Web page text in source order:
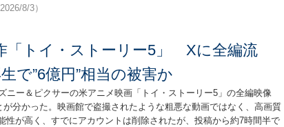
2026/8/3）
「トイ・ストーリー5」 Xに全編流
で”6億円”相当の被害か
ニー＆ピクサーの米アニメ映画「トイ・ストーリー5」の全編映像
分かった。映画館で盗撮されたような粗悪な動画ではなく、高画質
性が高く、すでにアカウントは削除されたが、投稿から約7時間半で